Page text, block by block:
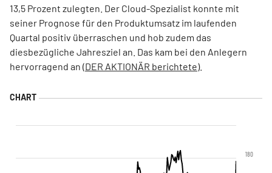
13,5 Prozent zulegten. Der Cloud-Spezialist konnte mit
seiner Prognose für den Produktumsatz im laufenden
Quartal positiv überraschen und hob zudem das
diesbezügliche Jahresziel an. Das kam bei den Anlegern
hervorragend an (DER AKTIONÄR berichtete).
180